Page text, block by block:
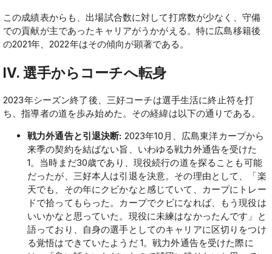
この成績表からも、出場試合数に対して打席数が少なく、守備
での貢献が主であったキャリアがうかがえる。特に広島移籍後
の2021年、2022年はその傾向が顕著である。
IV. 選手からコーチへ転身
2023年シーズン終了後、三好コーチは選手生活に終止符を打
ち、指導者の道を歩み始めた。その経緯は以下の通りである。
戦力外通告と引退決断: 2023年10月、広島東洋カープから
来季の契約を結ばない旨、いわゆる戦力外通告を受けた
1。当時まだ30歳であり、現役続行の道を探ることも可能
だったが、三好本人は引退を決意。その理由として、「楽
天でも、その年にクビかなと感じていて、カープにトレー
ドで拾ってもらった。カープでクビになれば、もう現役は
いいかなと思っていた。現役に未練はなかったんです」と
語っており、自身の選手としてのキャリアに区切りをつけ
る覚悟はできていたようだ 1。戦力外通告を受けた際に